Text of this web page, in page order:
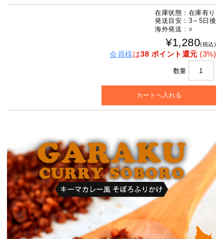
在庫状態：在庫有り
発送目安：3～5日後
海外発送 : ○
¥1,280(税込)
会員様は38 ポイント還元 (3%)
数量